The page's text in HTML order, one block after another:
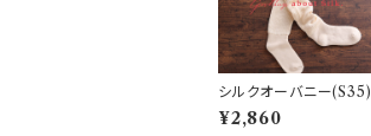
シルクオーバニー(S35)
¥2,860